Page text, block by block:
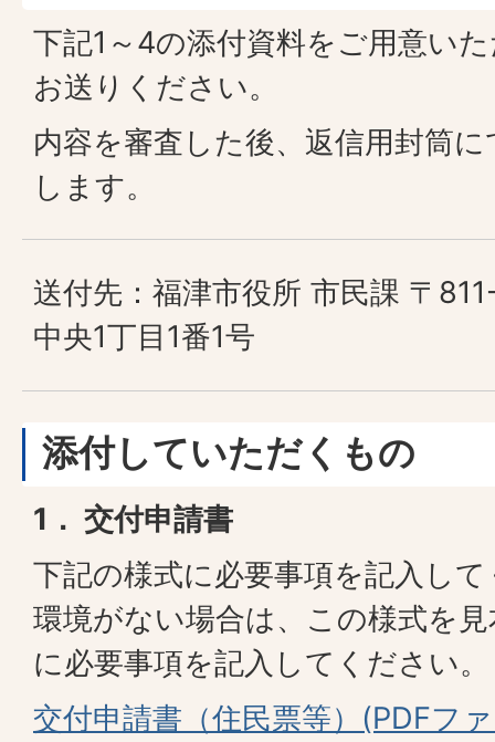
下記1～4の添付資料をご用意い
お送りください。
内容を審査した後、返信用封筒
します。
送付先：福津市役所 市民課 〒
中央1丁目1番1号
添付していただくもの
1． 交付申請書
下記の様式に必要事項を記入し
環境がない場合は、この様式を
に必要事項を記入してください。
交付申請書（住民票等）(PDFフ